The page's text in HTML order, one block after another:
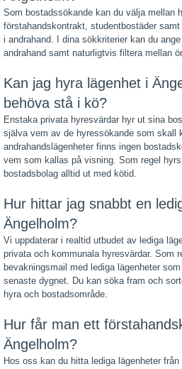
Som bostadssökande kan du välja mellan
förstahandskontrakt, studentbostäder
i andrahand. I dina sökkriterier kan du
andrahand samt naturligtvis filtera mellan
Kan jag hyra lägenhet i
behöva stå i kö?
Enstaka privata hyresvärdar hyr ut sina
själva vem av de hyressökande som skall
andrahandslägenheter finns ingen
vem som kallas på visning. Som regel
bostadsbolag alltid ut med kötid.
Hur hittar jag snabbt en
Ängelholm?
Vi uppdaterar i realtid utbudet av lediga
privata och kommunala hyresvärdar. Som
bevakningsmail med lediga lägenheter
senaste dygnet. Du kan söka fram och
hyra och bostadsområde.
Hur får man ett
Ängelholm?
Hos oss kan du hitta lediga lägenheter